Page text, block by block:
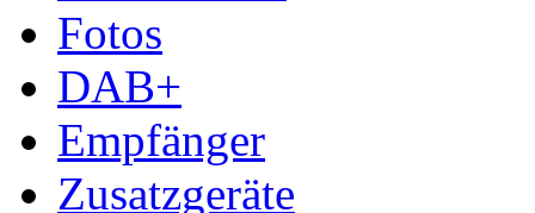
Fotos
DAB+
Empfänger
Zusatzgeräte